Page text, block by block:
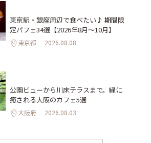
東京駅・銀座周辺で食べたい♪ 期間限
定パフェ34選【2026年8月～10月】
東京都 2026.08.08
公園ビューから川床テラスまで。緑に
癒される大阪のカフェ5選
大阪府 2026.08.03